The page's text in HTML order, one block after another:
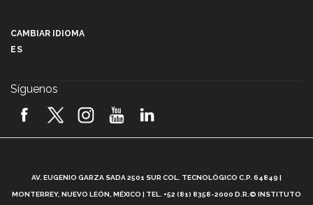
2026! (video)
¿Cómo es el Modelo Educativo Tec? (video)
CAMBIAR IDIOMA
ES
Síguenos
AV. EUGENIO GARZA SADA 2501 SUR COL. TECNOLÓGICO C.P. 64849 |
MONTERREY, NUEVO LEÓN, MÉXICO | TEL. +52 (81) 8358-2000 D.R.© INSTITUTO